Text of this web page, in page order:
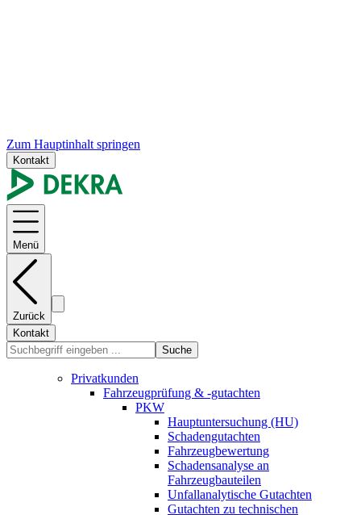
Zum Hauptinhalt springen
Kontakt
Menü
Zurück
Kontakt
Suche
Privatkunden
Fahrzeugprüfung & -gutachten
PKW
Hauptuntersuchung (HU)
Schadengutachten
Fahrzeugbewertung
Schadensanalyse an
Fahrzeugbauteilen
Unfallanalytische Gutachten
Gutachten zu technischen